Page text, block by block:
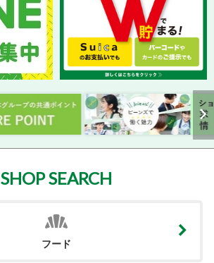
SHOP SEARCH
フード